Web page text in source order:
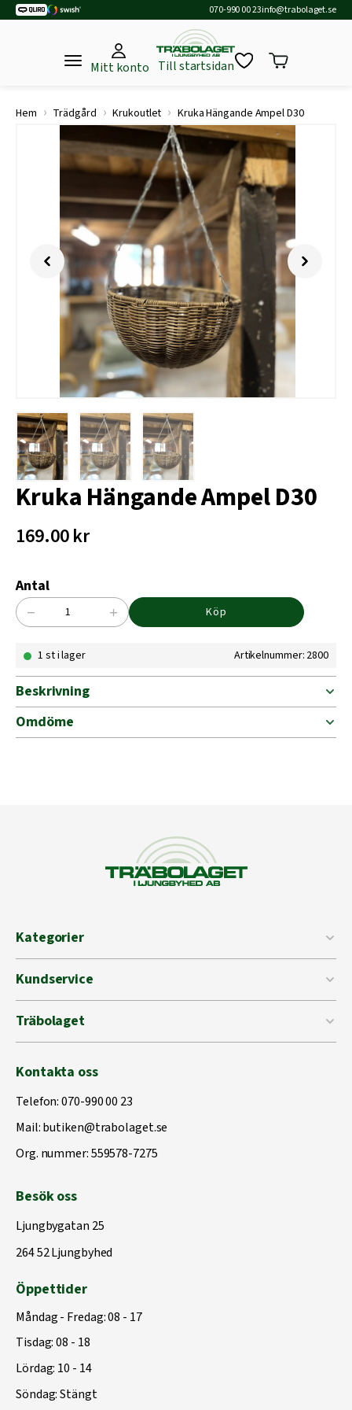
070-990 00 23info@trabolaget.se
Mitt konto Till startsidan
Hem › Trädgård › Krukoutlet › Kruka Hängande Ampel D30
Kruka Hängande Ampel D30
169.00kr
Antal
Kruka
Ampel
mängd
− + Köp
1 st i lager Artikelnummer: 2800
Beskrivning
Omdöme
Kategorier
Kundservice
Träbolaget
Kontakta oss
Telefon:070-990 00 23
Mail:butiken@trabolaget.se
Org. nummer: 559578-7275
Besök oss
Ljungbygatan 25
264 52 Ljungbyhed
Öppettider
Måndag - Fredag: 08 - 17
Tisdag: 08 - 18
Lördag: 10 - 14
Söndag: Stängt